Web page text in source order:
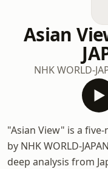
Asian
NHK WORLD-
"Asian View" is a
by NHK WORLD-
deep analysis from